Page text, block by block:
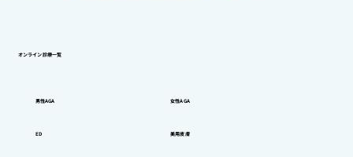
オンライン診療一覧
男性AGA 女性AGA
ED 美用皮膚